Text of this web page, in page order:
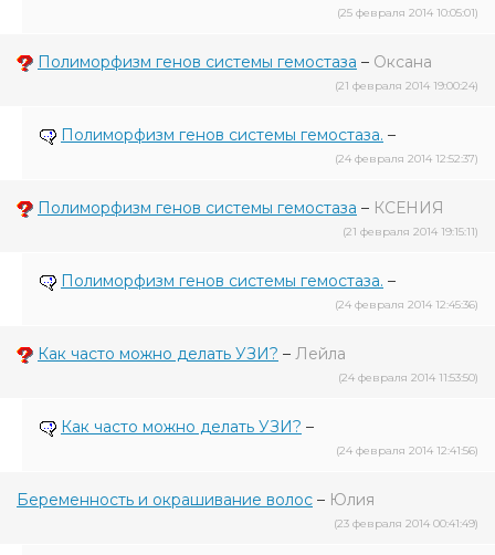
(25 февраля 2014 10:05:01)
Полиморфизм генов системы гемостаза – Оксана
(21 февраля 2014 19:00:24)
Полиморфизм генов системы гемостаза. –
(24 февраля 2014 12:52:37)
Полиморфизм генов системы гемостаза – КСЕНИЯ
(21 февраля 2014 19:15:11)
Полиморфизм генов системы гемостаза. –
(24 февраля 2014 12:45:36)
Как часто можно делать УЗИ? – Лейла
(24 февраля 2014 11:53:50)
Как часто можно делать УЗИ? –
(24 февраля 2014 12:41:56)
Беременность и окрашивание волос – Юлия
(23 февраля 2014 00:41:49)